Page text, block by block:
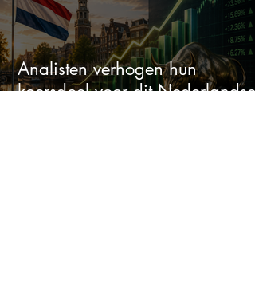
Analisten verhogen hun
koersdoel voor dit Nederlandse